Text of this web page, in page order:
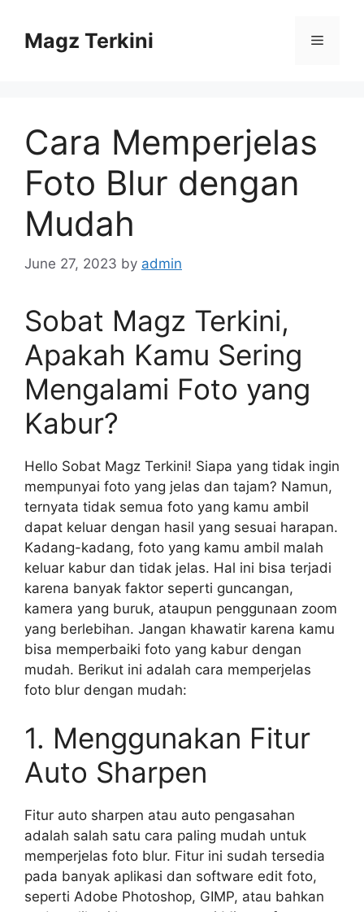
contentMagz Terkini Menu
Cara Memperjelas
Foto Blur dengan
Mudah
June 27, 2023 by admin
Sobat Magz Terkini,
Apakah Kamu Sering
Mengalami Foto yang
Kabur?
Hello Sobat Magz Terkini! Siapa yang tidak ingin
mempunyai foto yang jelas dan tajam? Namun,
ternyata tidak semua foto yang kamu ambil
dapat keluar dengan hasil yang sesuai harapan.
Kadang-kadang, foto yang kamu ambil malah
keluar kabur dan tidak jelas. Hal ini bisa terjadi
karena banyak faktor seperti guncangan,
kamera yang buruk, ataupun penggunaan zoom
yang berlebihan. Jangan khawatir karena kamu
bisa memperbaiki foto yang kabur dengan
mudah. Berikut ini adalah cara memperjelas
foto blur dengan mudah:
1. Menggunakan Fitur
Auto Sharpen
Fitur auto sharpen atau auto pengasahan
adalah salah satu cara paling mudah untuk
memperjelas foto blur. Fitur ini sudah tersedia
pada banyak aplikasi dan software edit foto,
seperti Adobe Photoshop, GIMP, atau bahkan